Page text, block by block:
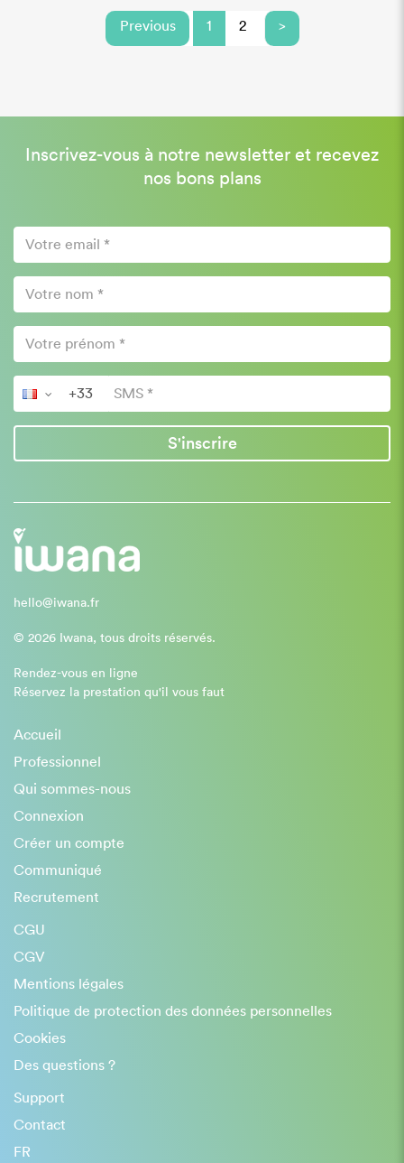
Previous 1 2 >
Inscrivez-vous à notre newsletter et recevez
nos bons plans
S'inscrire
hello@iwana.fr
© 2026 Iwana, tous droits réservés.
Rendez-vous en ligne
Réservez la prestation qu'il vous faut
Accueil
Professionnel
Qui sommes-nous
Connexion
Créer un compte
Communiqué
Recrutement
CGU
CGV
Mentions légales
Politique de protection des données personnelles
Cookies
Des questions ?
Support
Contact
FR